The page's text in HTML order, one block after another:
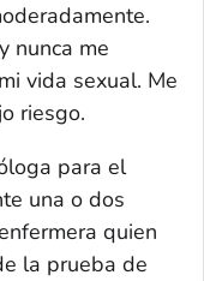
nunca me
vida sexual. Me
riesgo.
para el
una o dos
quien
la prueba de